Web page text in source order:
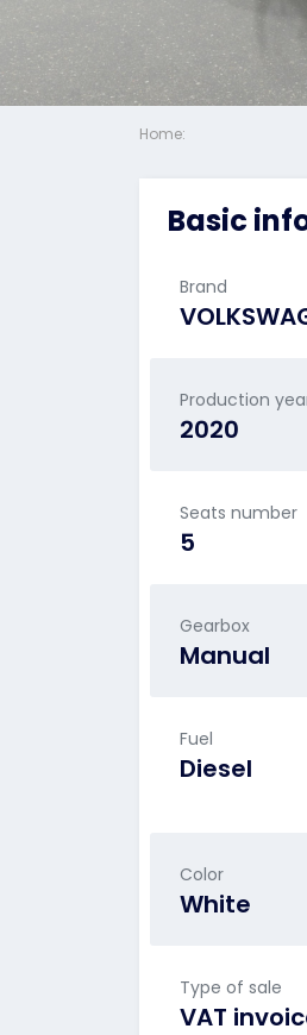
Home:
Basic
Brand
Production
2020
Seats number
5
Gearbox
Manual
Fuel
Diesel
Color
White
Type of sale
VAT